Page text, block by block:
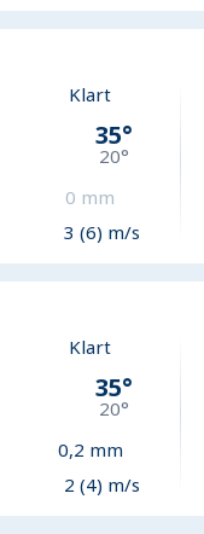
Klart
35°
20°
0 mm
3 (6) m/s
Klart
35°
20°
0,2 mm
2 (4) m/s